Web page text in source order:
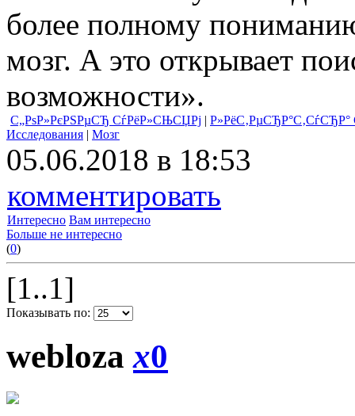
более полному
мозг. А это открывает
возможности».
С„РѕР»РєРЅРµСЂ СѓРёР»СЊСЏРј | Р»РёС‚РµСЂР°С‚СѓСЂР°
Исследования | Мозг
05.06.2018 в 18:53
комментировать
Интересно Вам интересно
Больше не интересно
(0)
[1..1]
Показывать по:
weblozax0